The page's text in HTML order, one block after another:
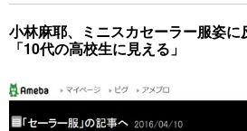
小林麻耶、ミニスカセーラー服姿に
「10代の高校生に見える」